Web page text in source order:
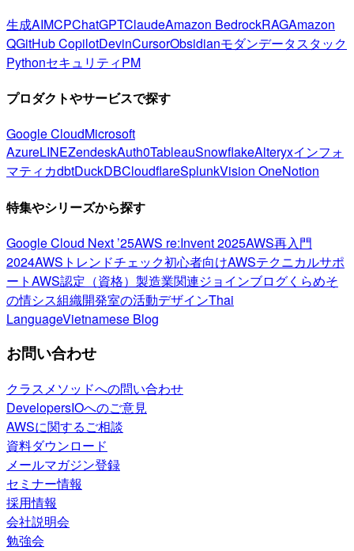
生成AIMCPChatGPTClaudeAmazon BedrockRAGAmazon
QGitHub CopilotDevinCursorObsidianモダンデータスタック
PythonセキュリティPM
プロダクトやサービスで探す
Google CloudMicrosoft
AzureLINEZendeskAuth0TableauSnowflakeAlteryxインフォ
マティカdbtDuckDBCloudflareSplunkVision OneNotion
特集やシリーズから探す
Google Cloud Next ’25AWS re:Invent 2025AWS再入門
2024AWSトレンドチェック初心者向けAWSテクニカルサポ
ートAWS認定（資格） 製造業関連ジョインブログくらめそ
の情シス組織開発室の活動デザインThai
LanguageVietnamese Blog
お問い合わせ
クラスメソッドへの問い合わせ
DevelopersIOへのご意見
AWSに関するご相談
資料ダウンロード
メールマガジン登録
セミナー情報
採用情報
会社説明会
勉強会